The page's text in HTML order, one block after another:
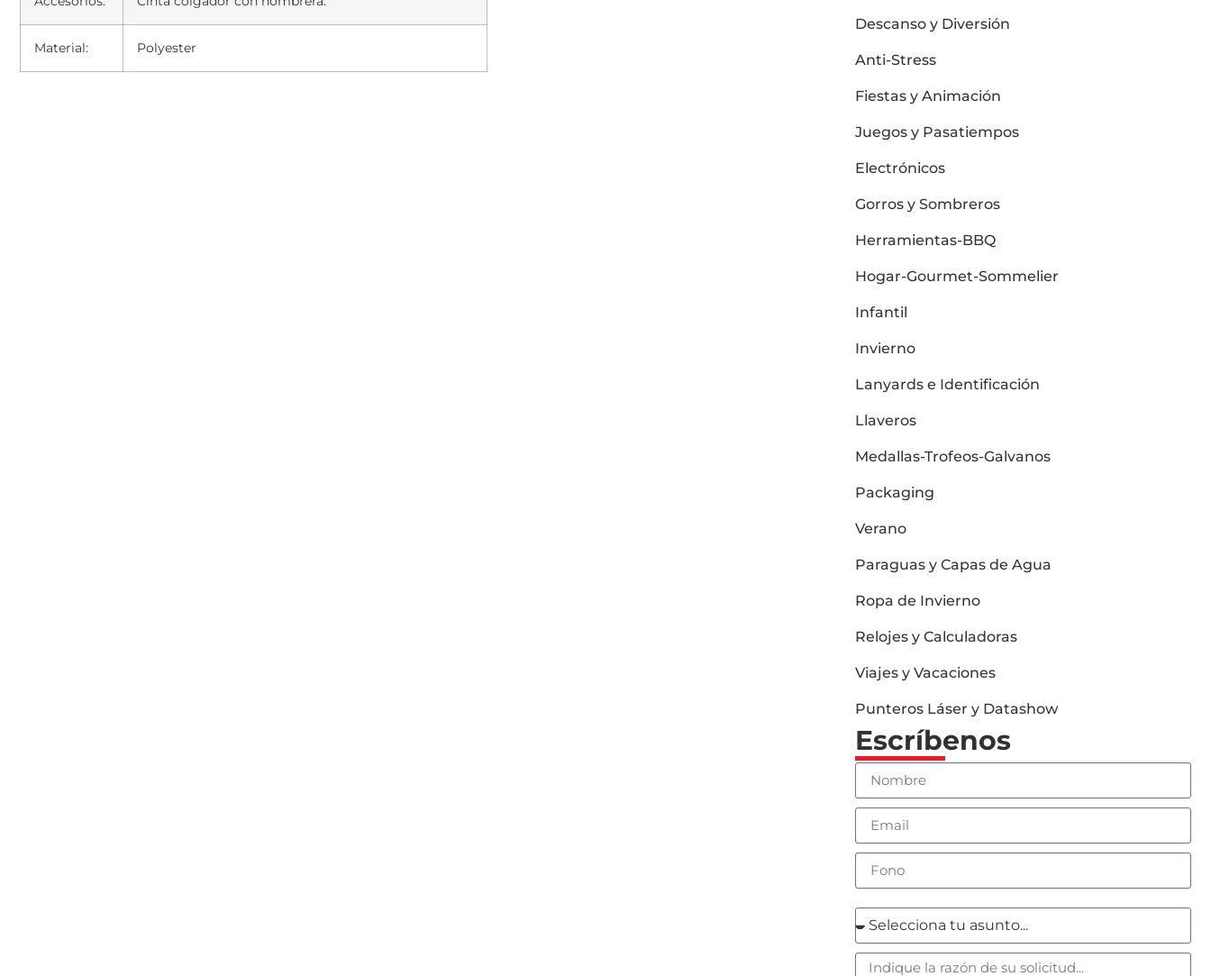
Material: Polyester
Descanso y Diversión
Anti-Stress
Fiestas y Animación
Juegos y Pasatiempos
Electrónicos
Gorros y Sombreros
Herramientas-BBQ
Hogar-Gourmet-Sommelier
Infantil
Invierno
Lanyards e Identificación
Llaveros
Medallas-Trofeos-Galvanos
Packaging
Verano
Paraguas y Capas de Agua
Ropa de Invierno
Relojes y Calculadoras
Viajes y Vacaciones
Punteros Láser y Datashow
Escríbenos